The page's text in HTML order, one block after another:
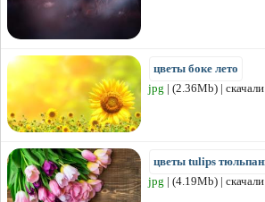
цветы боке лето
jpg | (2.36Mb) |
цветы tulips
jpg | (4.19Mb) |